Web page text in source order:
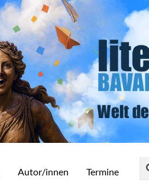
Autor/innen Termine